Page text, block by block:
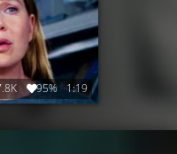
95% 1:19